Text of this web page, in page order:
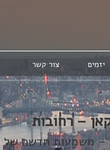
יזמים צור קשר
– רחובות
– משמעות חדשה של